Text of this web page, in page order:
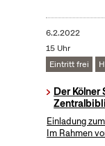
6.2.2022
15 Uhr
Eintritt frei
Der Kölner
Einladung
Im Rahmen